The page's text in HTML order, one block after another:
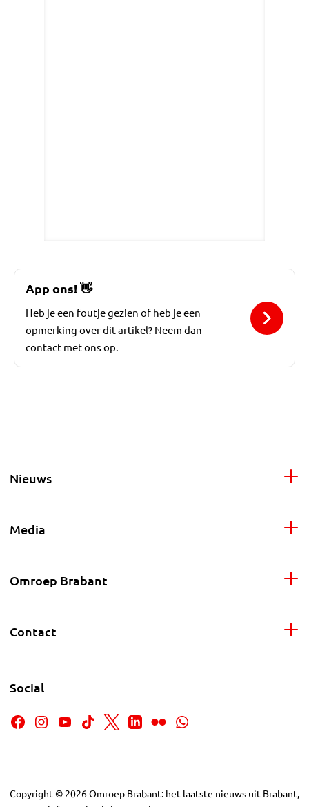
App ons!👋
Heb je een foutje gezien of heb je een
opmerking over dit artikel? Neem dan
contact met ons op.
Nieuws
Media
Omroep Brabant
Contact
Social
Copyright © 2026Omroep Brabant: het laatste nieuws uit Brabant,